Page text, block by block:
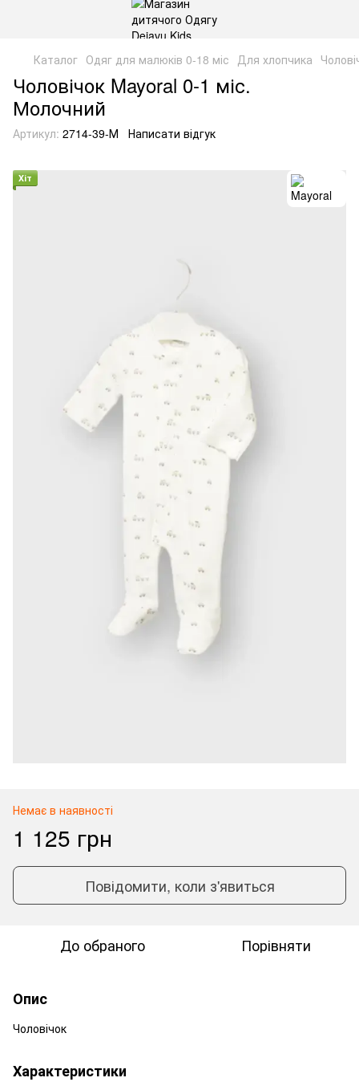
Каталог Одяг для малюків 0-18 міс Для хлопчика
Чоловічок Mayoral 0-1 міс.
Молочний
Артикул: 2714-39-М Написати відгук
Хіт
Немає в наявності
1 125 грн
Повідомити, коли з'явиться
До обраного Порівняти
Опис
Чоловічок
Характеристики